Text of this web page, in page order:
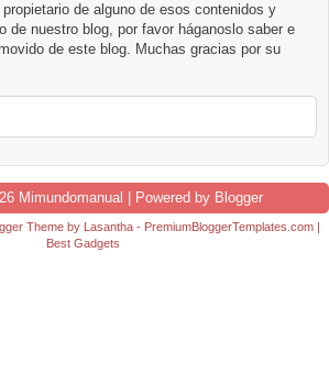
de alguno de esos contenidos y
de nuestro blog, por favor háganoslo saber e
de este blog. Muchas gracias por su
Mimundomanual | Powered by Blogger
Theme by Lasantha- PremiumBloggerTemplates.com|
Best Gadgets